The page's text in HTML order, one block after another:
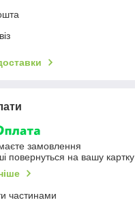
замовлення
повернуться на вашу картку
частинами